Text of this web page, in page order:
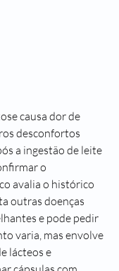
causa dor de
desconfortos
a ingestão de leite
o
avalia o histórico
outras doenças
e pode pedir
varia, mas envolve
lácteos e